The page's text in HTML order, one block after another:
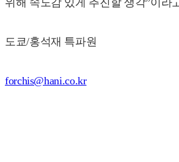
위해 속도감 있게 추진할 생각”이라
도쿄/홍석재 특파원
forchis@hani.co.kr